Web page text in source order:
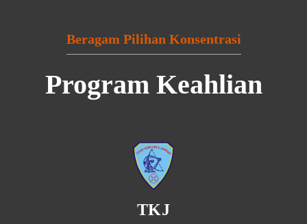
Beragam Pilihan Konsentrasi
Program Keahlian
TKJ